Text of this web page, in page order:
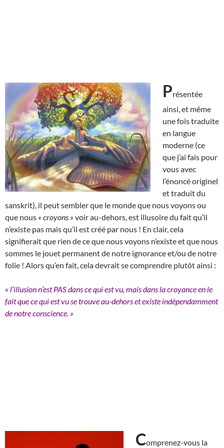
Présentée
ainsi, et même
une fois traduite
en langue
moderne (ce
que j’ai fais pour
vous avec
l’énoncé originel
et traduit du
sanskrit), il peut sembler que le monde que nous voyons ou
que nous « croyons » voir au-dehors, est illusoire du fait qu’il
n’existe pas mais qu’il est créé par nous ! En clair, cela
signifierait que rien de ce que nous voyons n’existe et que nous
sommes le jouet permanent de notre ignorance et/ou de notre
folie ! Alors qu’en fait, cela devrait se comprendre plutôt ainsi :
« l’illusion n’est PAS dans ce qui est vu, mais dans la croyance en le
fait que ce qui est vu se trouve au-dehors et existe indépendamment
de notre conscience. »
Comprenez-vous la